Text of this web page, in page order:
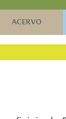
ACERVO